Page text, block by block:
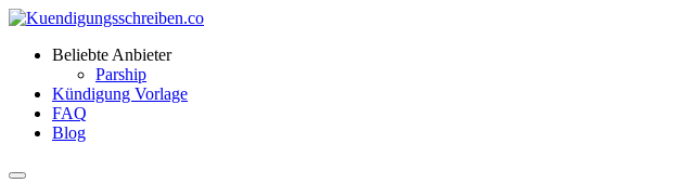
Beliebte Anbieter
Parship
Kündigung Vorlage
FAQ
Blog